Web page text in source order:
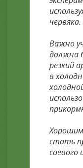
червяка.
Важно
должна
резкий
в
стать
соевого